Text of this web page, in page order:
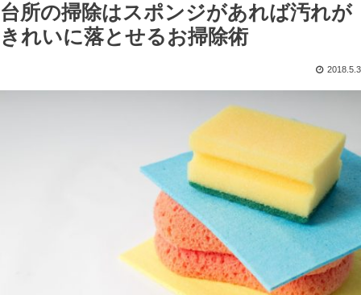
台所の掃除はスポンジがあれば汚れが
きれいに落とせるお掃除術
2018.5.3